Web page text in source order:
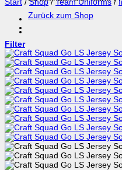
Zurück zum Shop
Start / Shop / Team Uniforms /
Filter